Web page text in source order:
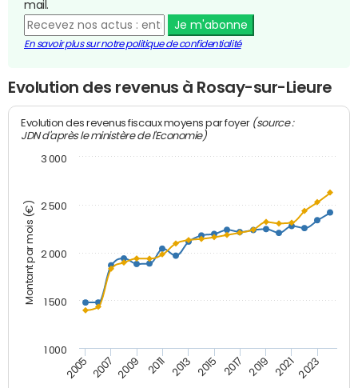
mail.
Je m'abonne
En savoir plus sur notre politique de confidentialité
Evolution des revenus à Rosay-sur-Lieure
Montant par mois (€)
Evolution des revenus fiscaux moyens par foyer (source :
JDN d'après le ministère de l'Economie)
2005 2007 2009 2011 2013 2015 2017 2019 2021 2023
1 000
1 500
2 000
2 500
3 000